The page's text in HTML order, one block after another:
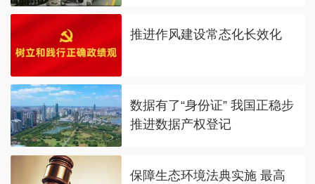
推进作风建设常态化长效化
数据有了“身份证” 我国正稳步
推进数据产权登记
保障生态环境法典实施 最高